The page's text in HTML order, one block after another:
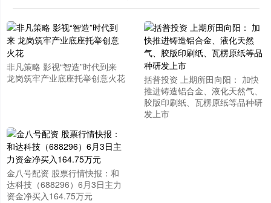
非凡策略 影视“智造”时代到来
龙岗筑牢产业底座托举创意火花
括普投资 上期所田向阳： 加快
推进铸造铝合金、液化天然气、
胶版印刷纸、瓦楞原纸等品种研
发上市
金八号配资 股票行情快报：和
达科技（688296）6月3日主力
资金净买入164.75万元